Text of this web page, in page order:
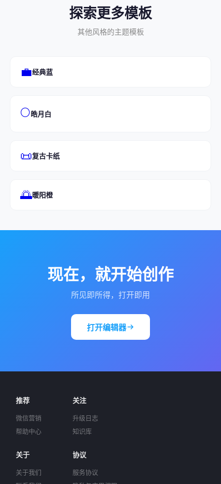
探索更多模板
其他风格的主题模板
💼经典蓝
🌕皓月白
📜复古卡纸
🌅暖阳橙
现在，就开始创作
所见即所得，打开即用
打开编辑器
推荐
微信营销
帮助中心
关注
升级日志
知识库
关于
关于我们
协议
服务协议